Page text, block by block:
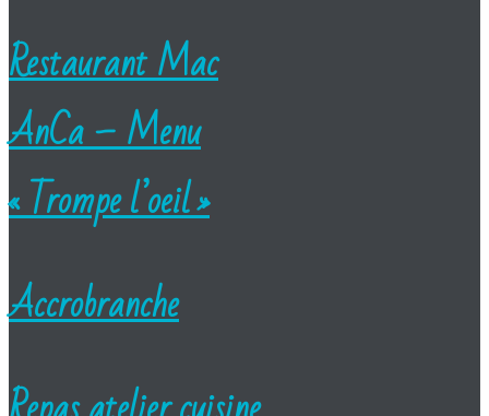
Restaurant Mac
AnCa – Menu
« Trompe l’oeil »
Accrobranche